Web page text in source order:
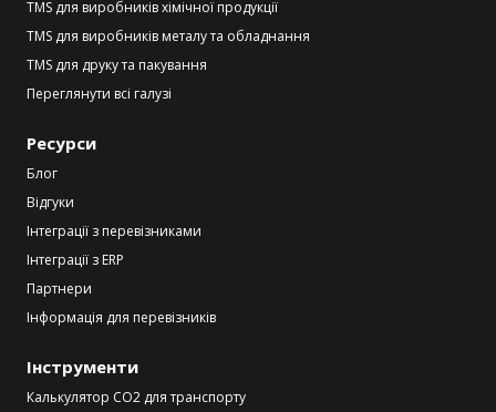
TMS для виробників хімічної продукції
TMS для виробників металу та обладнання
TMS для друку та пакування
Переглянути всі галузі
Ресурси
Блог
Відгуки
Інтеграції з перевізниками
Інтеграції з ERP
Партнери
Інформація для перевізників
Інструменти
Калькулятор CO2 для транспорту